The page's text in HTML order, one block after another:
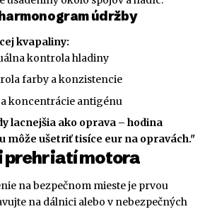
údržby
kvapaliny:
kontrola hladiny
farby a konzistencie
a koncentrácie antigénu
lacnejšia ako oprava – hodina
môže ušetriť tisíce eur na opravách."
prehriatí motora
na bezpečnom mieste je prvou
na dálnici alebo v nebezpečných